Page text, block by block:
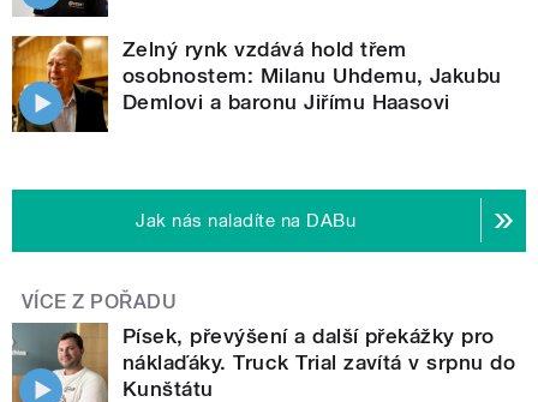
Zelný rynk vzdává hold třem
osobnostem: Milanu Uhdemu, Jakubu
Demlovi a baronu Jiřímu Haasovi
Jak nás naladíte na DABu
VÍCE Z POŘADU
Písek, převýšení a další překážky pro
náklaďáky. Truck Trial zavítá v srpnu do
Kunštátu